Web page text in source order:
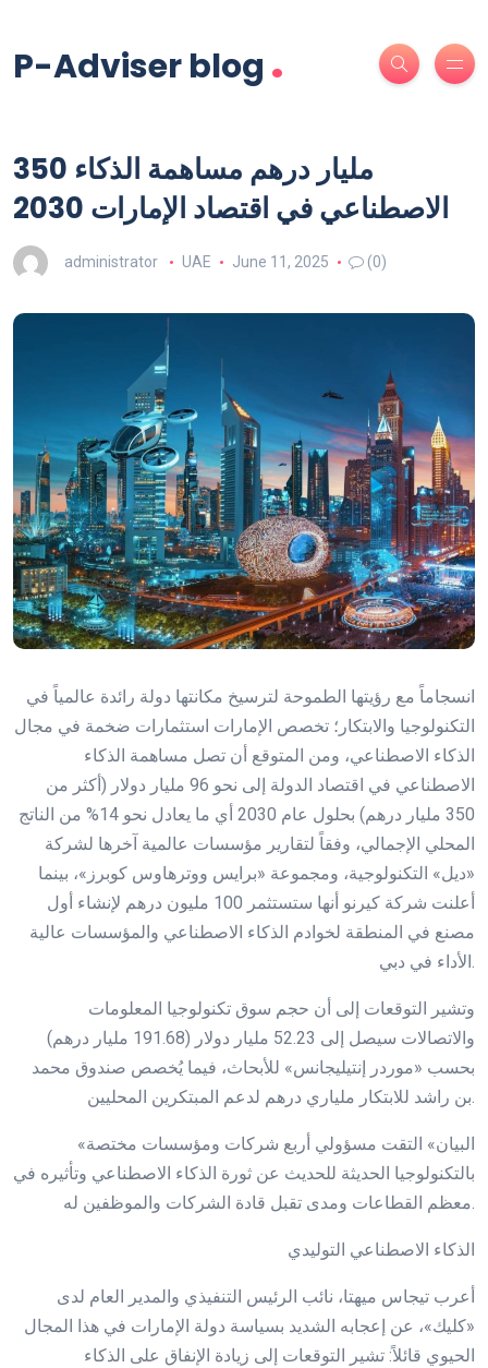
P-Adviser blog .
350 مليار درهم مساهمة الذكاء
الاصطناعي في اقتصاد الإمارات 2030
administrator UAE June 11, 2025 (0)
انسجاماً مع رؤيتها الطموحة لترسيخ مكانتها دولة رائدة عالمياً في
التكنولوجيا والابتكار؛ تخصص الإمارات استثمارات ضخمة في مجال
الذكاء الاصطناعي، ومن المتوقع أن تصل مساهمة الذكاء
الاصطناعي في اقتصاد الدولة إلى نحو 96 مليار دولار (أكثر من
350 مليار درهم) بحلول عام 2030 أي ما يعادل نحو 14% من الناتج
المحلي الإجمالي، وفقاً لتقارير مؤسسات عالمية آخرها لشركة
«ديل» التكنولوجية، ومجموعة «برايس ووترهاوس كوبرز»، بينما
أعلنت شركة كيرنو أنها ستستثمر 100 مليون درهم لإنشاء أول
مصنع في المنطقة لخوادم الذكاء الاصطناعي والمؤسسات عالية
الأداء في دبي.
وتشير التوقعات إلى أن حجم سوق تكنولوجيا المعلومات
والاتصالات سيصل إلى 52.23 مليار دولار (191.68 مليار درهم)
بحسب «موردر إنتيليجانس» للأبحاث، فيما يُخصص صندوق محمد
بن راشد للابتكار ملياري درهم لدعم المبتكرين المحليين.
«البيان» التقت مسؤولي أربع شركات ومؤسسات مختصة
بالتكنولوجيا الحديثة للحديث عن ثورة الذكاء الاصطناعي وتأثيره في
معظم القطاعات ومدى تقبل قادة الشركات والموظفين له.
الذكاء الاصطناعي التوليدي
أعرب تيجاس ميهتا، نائب الرئيس التنفيذي والمدير العام لدى
«كليك»، عن إعجابه الشديد بسياسة دولة الإمارات في هذا المجال
الحيوي قائلاً: تشير التوقعات إلى زيادة الإنفاق على الذكاء